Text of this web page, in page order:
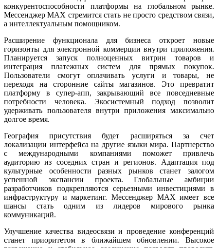
конкурентоспособности платформы на глобальном рынке.
Мессенджер MAX стремится стать не просто средством связи,
а интеллектуальным помощником.
Расширение функционала для бизнеса откроет новые
горизонты для электронной коммерции внутри приложения.
Планируется запуск полноценных витрин товаров и
интеграция платежных систем для прямых покупок.
Пользователи смогут оплачивать услуги и товары, не
переходя на сторонние сайты магазинов. Это превратит
платформу в супер-апп, закрывающий все повседневные
потребности человека. Экосистемный подход позволит
удерживать пользователя внутри приложения максимально
долгое время.
География присутствия будет расширяться за счет
локализации интерфейса на другие языки мира. Партнерство
с международными компаниями поможет привлечь
аудиторию из соседних стран и регионов. Адаптация под
культурные особенности разных рынков станет залогом
успешной экспансии проекта. Глобальные амбиции
разработчиков подкрепляются серьезными инвестициями в
инфраструктуру и маркетинг. Мессенджер MAX имеет все
шансы стать одним из лидеров мирового рынка
коммуникаций.
Улучшение качества видеосвязи и проведение конференций
станет приоритетом в ближайшем обновлении. Высокое